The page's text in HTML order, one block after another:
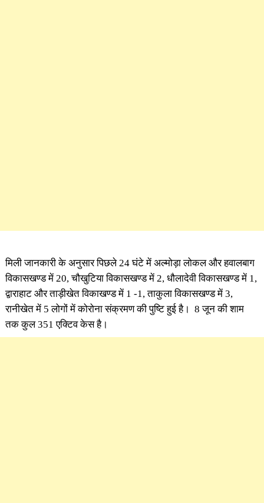
मिली जानकारी के अनुसार पिछले 24 घंटे में अल्मोड़ा लोकल और हवालबाग
विकासखण्ड में 20, चौखुटिया विकासखण्ड में 2, धौलादेवी विकासखण्ड में 1,
द्वाराहाट और ताड़ीखेत विकाखण्ड में 1 -1, ताकुला विकासखण्ड में 3,
रानीखेत में 5 लोगों में कोरोना संक्रमण की पुष्टि हुई है। 8 जून की शाम
तक कुल 351 एक्टिव केस है।